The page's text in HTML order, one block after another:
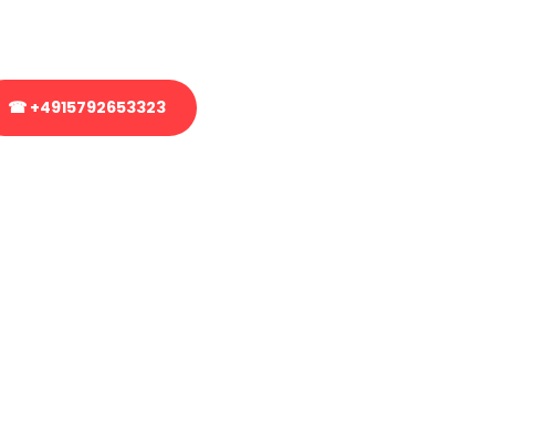
☎ +4915792653323